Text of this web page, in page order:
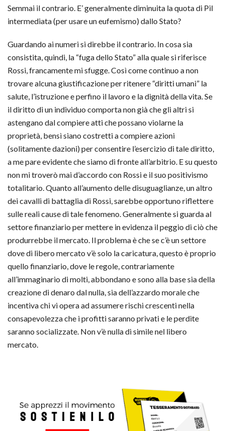
Semmai il contrario. E’ generalmente diminuita la quota di Pil
intermediata (per usare un eufemismo) dallo Stato?
Guardando ai numeri si direbbe il contrario. In cosa sia
consistita, quindi, la “fuga dello Stato” alla quale si riferisce
Rossi, francamente mi sfugge. Così come continuo a non
trovare alcuna giustificazione per ritenere “diritti umani” la
salute, l’istruzione e perfino il lavoro e la dignità della vita. Se
il diritto di un individuo comporta non già che gli altri si
astengano dal compiere atti che possano violarne la
proprietà, bensì siano costretti a compiere azioni
(solitamente dazioni) per consentire l’esercizio di tale diritto,
a me pare evidente che siamo di fronte all’arbitrio. E su questo
non mi troverò mai d’accordo con Rossi e il suo positivismo
totalitario. Quanto all’aumento delle disuguaglianze, un altro
dei cavalli di battaglia di Rossi, sarebbe opportuno riflettere
sulle reali cause di tale fenomeno. Generalmente si guarda al
settore finanziario per mettere in evidenza il peggio di ciò che
produrrebbe il mercato. Il problema è che se c’è un settore
dove di libero mercato v’è solo la caricatura, questo è proprio
quello finanziario, dove le regole, contrariamente
all’immaginario di molti, abbondano e sono alla base sia della
creazione di denaro dal nulla, sia dell’azzardo morale che
incentiva chi vi opera ad assumere rischi crescenti nella
consapevolezza che i profitti saranno privati e le perdite
saranno socializzate. Non v’è nulla di simile nel libero
mercato.